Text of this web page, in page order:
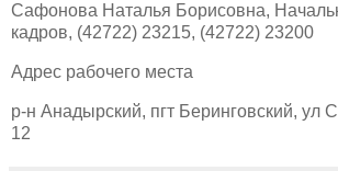
Сафонова Наталья Борисовна,
кадров, (42722) 23215, (42722) 23200
Адрес рабочего места
р-н Анадырский, пгт Беринговский, ул
12